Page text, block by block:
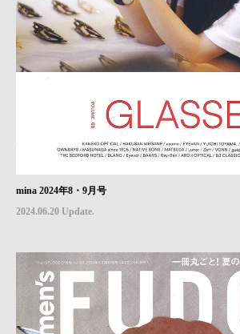
mina 2024年8・9月号
2024.06.20 Update.